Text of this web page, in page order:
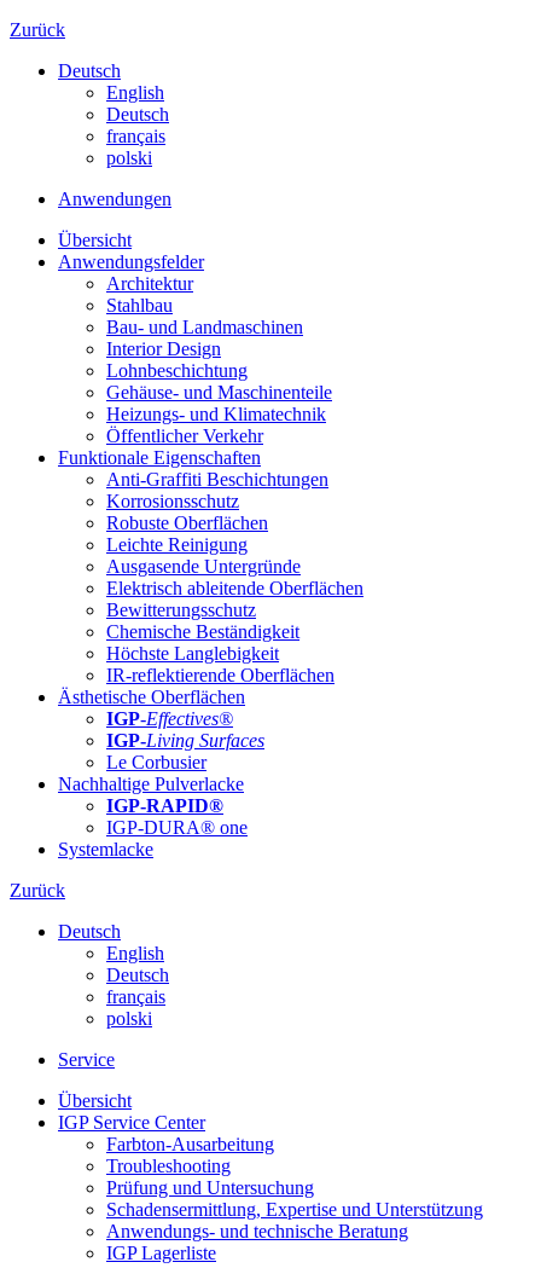
Zurück
Deutsch
English
Deutsch
français
polski
Anwendungen
Übersicht
Anwendungsfelder
Architektur
Stahlbau
Bau- und Landmaschinen
Interior Design
Lohnbeschichtung
Gehäuse- und Maschinenteile
Heizungs- und Klimatechnik
Öffentlicher Verkehr
Funktionale Eigenschaften
Anti-Graffiti Beschichtungen
Korrosionsschutz
Robuste Oberflächen
Leichte Reinigung
Ausgasende Untergründe
Elektrisch ableitende Oberflächen
Bewitterungsschutz
Chemische Beständigkeit
Höchste Langlebigkeit
IR-reflektierende Oberflächen
Ästhetische Oberflächen
IGP-Effectives®
IGP-Living Surfaces
Le Corbusier
Nachhaltige Pulverlacke
IGP-RAPID®
IGP-DURA® one
Systemlacke
Zurück
Deutsch
English
Deutsch
français
polski
Service
Übersicht
IGP Service Center
Farbton-Ausarbeitung
Troubleshooting
Prüfung und Untersuchung
Schadensermittlung, Expertise und Unterstützung
Anwendungs- und technische Beratung
IGP Lagerliste